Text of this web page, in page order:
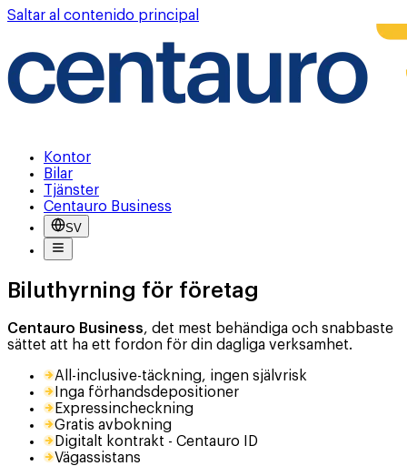
Saltar al contenido principal
Kontor
Bilar
Tjänster
Centauro Business
SV
Biluthyrning för företag
Centauro Business, det mest behändiga och snabbaste
sättet att ha ett fordon för din dagliga verksamhet.
All-inclusive-täckning, ingen självrisk
Inga förhandsdepositioner
Expressincheckning
Gratis avbokning
Digitalt kontrakt - Centauro ID
Vägassistans